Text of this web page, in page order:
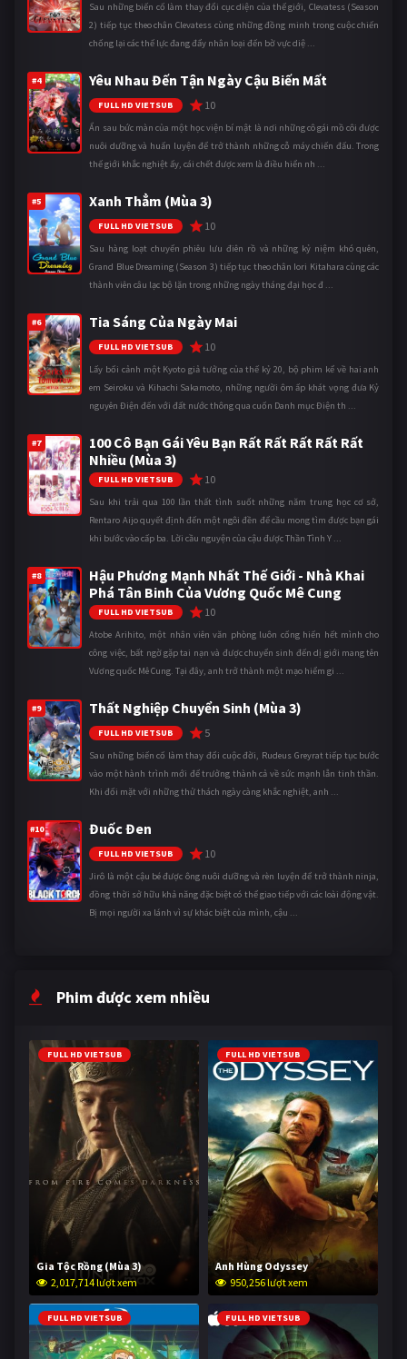
Sau những biến cố làm thay đổi cục diện của thế giới, Clevatess (Season
2) tiếp tục theo chân Clevatess cùng những đồng minh trong cuộc chiến
chống lại các thế lực đang đẩy nhân loại đến bờ vực diệ ...
#4 Yêu Nhau Đến Tận Ngày Cậu Biến Mất
FULL HD VIETSUB 10
Ẩn sau bức màn của một học viện bí mật là nơi những cô gái mồ côi được
nuôi dưỡng và huấn luyện để trở thành những cỗ máy chiến đấu. Trong
thế giới khắc nghiệt ấy, cái chết được xem là điều hiển nh ...
#5 Xanh Thẳm (Mùa 3)
FULL HD VIETSUB 10
Sau hàng loạt chuyến phiêu lưu điên rồ và những kỷ niệm khó quên,
Grand Blue Dreaming (Season 3) tiếp tục theo chân Iori Kitahara cùng các
thành viên câu lạc bộ lặn trong những ngày tháng đại học đ ...
#6 Tia Sáng Của Ngày Mai
FULL HD VIETSUB 10
Lấy bối cảnh một Kyoto giả tưởng của thế kỷ 20, bộ phim kể về hai anh
em Seiroku và Kihachi Sakamoto, những người ôm ấp khát vọng đưa Kỷ
nguyên Điện đến với đất nước thông qua cuốn Danh mục Điện th ...
#7
100 Cô Bạn Gái Yêu Bạn Rất Rất Rất Rất Rất
Nhiều (Mùa 3)
FULL HD VIETSUB 10
Sau khi trải qua 100 lần thất tình suốt những năm trung học cơ sở,
Rentaro Aijo quyết định đến một ngôi đền để cầu mong tìm được bạn gái
khi bước vào cấp ba. Lời cầu nguyện của cậu được Thần Tình Y ...
#8
Hậu Phương Mạnh Nhất Thế Giới - Nhà Khai
Phá Tân Binh Của Vương Quốc Mê Cung
FULL HD VIETSUB 10
Atobe Arihito, một nhân viên văn phòng luôn cống hiến hết mình cho
công việc, bất ngờ gặp tai nạn và được chuyển sinh đến dị giới mang tên
Vương quốc Mê Cung. Tại đây, anh trở thành một mạo hiểm gi ...
#9 Thất Nghiệp Chuyển Sinh (Mùa 3)
FULL HD VIETSUB 5
Sau những biến cố làm thay đổi cuộc đời, Rudeus Greyrat tiếp tục bước
vào một hành trình mới để trưởng thành cả về sức mạnh lẫn tinh thần.
Khi đối mặt với những thử thách ngày càng khắc nghiệt, anh ...
#10 Đuốc Đen
FULL HD VIETSUB 10
Jirô là một cậu bé được ông nuôi dưỡng và rèn luyện để trở thành ninja,
đồng thời sở hữu khả năng đặc biệt có thể giao tiếp với các loài động vật.
Bị mọi người xa lánh vì sự khác biệt của mình, cậu ...
Phim được xem nhiều
FULL HD VIETSUB
Gia Tộc Rồng (Mùa 3)
2,017,714 lượt xem
FULL HD VIETSUB
Anh Hùng Odyssey
950,256 lượt xem
FULL HD VIETSUB FULL HD VIETSUB